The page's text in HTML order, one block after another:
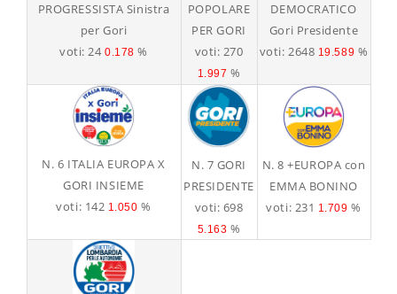
PROGRESSISTA Sinistra
per Gori
voti: 240.178%
POPOLARE
PER GORI
voti: 270
1.997 %
DEMOCRATICO
Gori Presidente
voti: 2648 19.589 %
N. 6 ITALIA EUROPA X
GORI INSIEME
voti: 142 1.050%
N. 7 GORI
PRESIDENTE
voti: 698
5.163 %
N. 8 +EUROPA con
EMMA BONINO
voti: 231 1.709%